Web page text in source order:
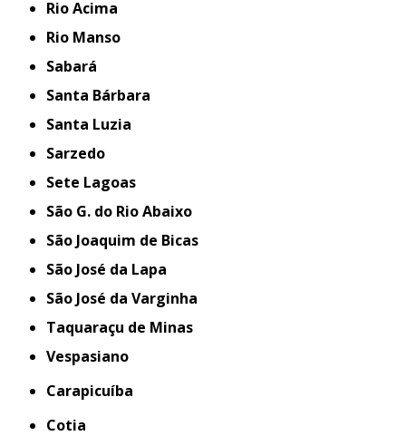
Rio Acima
Rio Manso
Sabará
Santa Bárbara
Santa Luzia
Sarzedo
Sete Lagoas
São G. do Rio Abaixo
São Joaquim de Bicas
São José da Lapa
São José da Varginha
Taquaraçu de Minas
Vespasiano
Carapicuíba
Cotia